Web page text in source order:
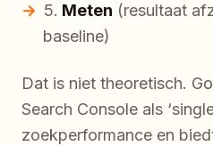
Meten (resultaat
baseline)
Dat is niet theoretisch.
Search Console als
zoekperformance en